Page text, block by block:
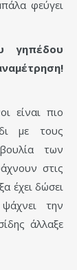
φεύγει
γηπέδου
είναι πιο
με τους
των
στις
έχει δώσει
την
άλλαξε